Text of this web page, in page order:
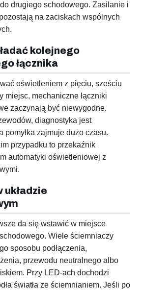
drugiego schodowego. Zasilanie i
na zaciskach wspólnych
kolejnego
łącznika
oświetleniem z pięciu, sześciu
miejsc, mechaniczne łączniki
zaczynają być niewygodne.
diagnostyka jest
pomyłka zajmuje dużo czasu.
przypadku to przekaźnik
automatyki oświetleniowej z
układzie
da się wstawić w miejsce
Wiele ściemniaczy
sposobu podłączenia,
przewodu neutralnego albo
Przy LED-ach dochodzi
światła ze ściemnianiem. Jeśli po